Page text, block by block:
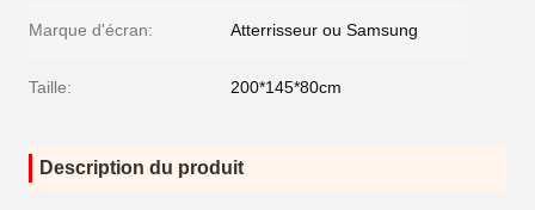
Marque d'écran: Atterrisseur ou Samsung
Taille: 200*145*80cm
Description du produit